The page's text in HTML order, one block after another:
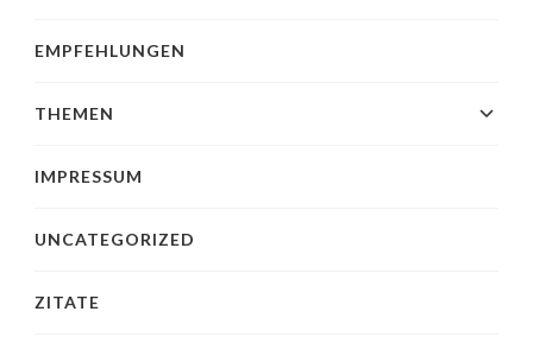
EMPFEHLUNGEN
THEMEN
IMPRESSUM
UNCATEGORIZED
ZITATE